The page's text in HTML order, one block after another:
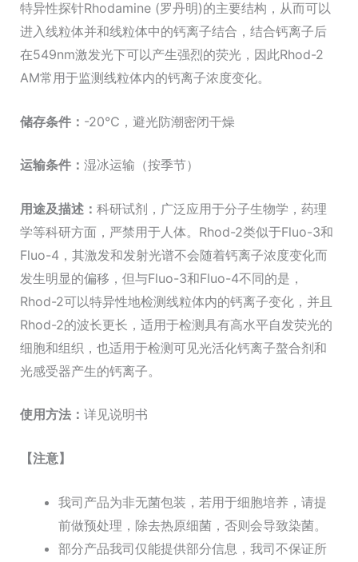
特异性探针Rhodamine (罗丹明)的主要结构，从而可以
进入线粒体并和线粒体中的钙离子结合，结合钙离子后
在549nm激发光下可以产生强烈的荧光，因此Rhod-2
AM常用于监测线粒体内的钙离子浓度变化。
储存条件： -20℃，避光防潮密闭干燥
运输条件： 湿冰运输（按季节）
用途及描述： 科研试剂，广泛应用于分子生物学，药理
学等科研方面，严禁用于人体。Rhod-2类似于Fluo-3和
Fluo-4，其激发和发射光谱不会随着钙离子浓度变化而
发生明显的偏移，但与Fluo-3和Fluo-4不同的是，
Rhod-2可以特异性地检测线粒体内的钙离子变化，并且
Rhod-2的波长更长，适用于检测具有高水平自发荧光的
细胞和组织，也适用于检测可见光活化钙离子螯合剂和
光感受器产生的钙离子。
使用方法： 详见说明书
【注意】
我司产品为非无菌包装，若用于细胞培养，请提
前做预处理，除去热原细菌，否则会导致染菌。
部分产品我司仅能提供部分信息，我司不保证所